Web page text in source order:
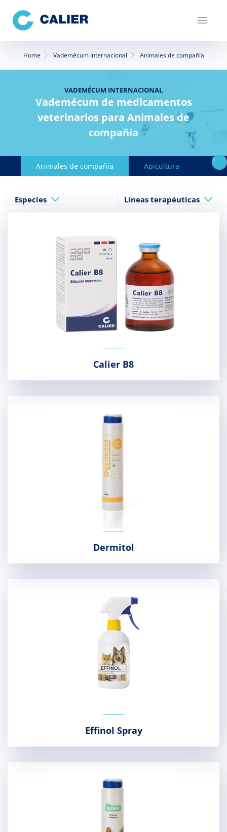
contenido
principal
Sobrescribir
enlaces
ayuda
navegación
Home Vademécum Internacional Animales de compañía
VADEMÉCUM INTERNACIONAL
Vademécum de medicamentos
veterinarios para Animales de
compañía
Animales de compañía Apicultura
Especies Líneas terapéuticas
Calier B8
Dermitol
Effinol Spray